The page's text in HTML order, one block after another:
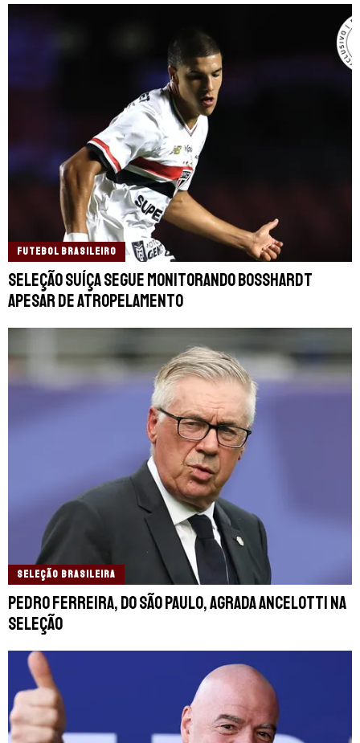
FUTEBOL BRASILEIRO
Seleção Suíça segue monitorando Bosshardt
apesar de atropelamento
SELEÇÃO BRASILEIRA
Pedro Ferreira, do São Paulo, agrada Ancelotti na
seleção